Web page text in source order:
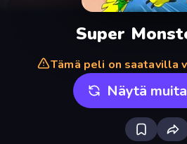
Super
Tämä peli on saatavilla
Näytä